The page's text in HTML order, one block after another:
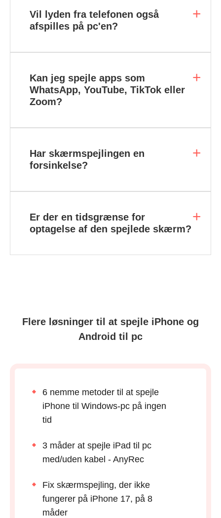
Vil lyden fra telefonen også
afspilles på pc'en?
Kan jeg spejle apps som
WhatsApp, YouTube, TikTok eller
Zoom?
Har skærmspejlingen en
forsinkelse?
Er der en tidsgrænse for
optagelse af den spejlede skærm?
Flere løsninger til at spejle iPhone og
Android til pc
6 nemme metoder til at spejle
iPhone til Windows-pc på ingen
tid
3 måder at spejle iPad til pc
med/uden kabel - AnyRec
Fix skærmspejling, der ikke
fungerer på iPhone 17, på 8
måder